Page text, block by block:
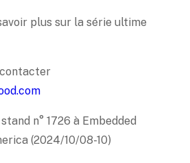
plus sur la série ultime
contacter
n° 1726 à Embedded
(2024/10/08-10)